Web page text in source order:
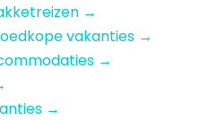
→
vakanties →
→
→